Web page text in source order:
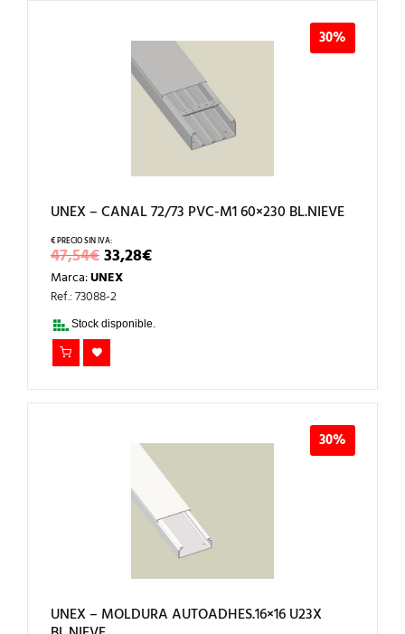
30%
UNEX – CANAL 72/73 PVC-M1 60×230 BL.NIEVE
47,54€EL
PRECIO
ORIGINAL
ERA:
47,54€.
33,28€EL
PRECIO
Marca:UNEX
Ref.: 73088-2
Stock disponible.
30%
UNEX – MOLDURA AUTOADHES.16×16 U23X